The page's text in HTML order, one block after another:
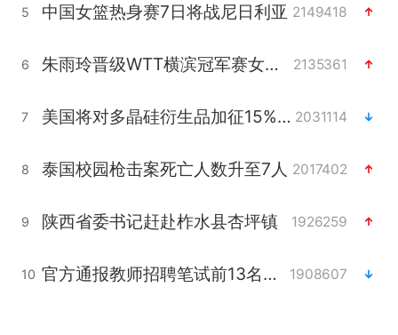
5 中国女篮热身赛7日将战尼日利亚 2149418
6 朱雨玲晋级WTT横滨冠军赛女单八强 2135361
7 美国将对多晶硅衍生品加征15%关税 2031114
8 泰国校园枪击案死亡人数升至7人 2017402
9 陕西省委书记赶赴柞水县杏坪镇 1926259
10 官方通报教师招聘笔试前13名被淘汰 1908607